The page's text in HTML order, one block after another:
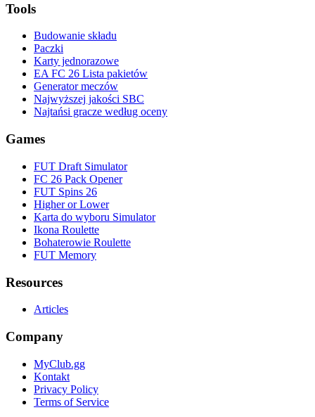
Tools
Budowanie składu
Paczki
Karty jednorazowe
EA FC 26 Lista pakietów
Generator meczów
Najwyższej jakości SBC
Najtańsi gracze według oceny
Games
FUT Draft Simulator
FC 26 Pack Opener
FUT Spins 26
Higher or Lower
Karta do wyboru Simulator
Ikona Roulette
Bohaterowie Roulette
FUT Memory
Resources
Articles
Company
MyClub.gg
Kontakt
Privacy Policy
Terms of Service